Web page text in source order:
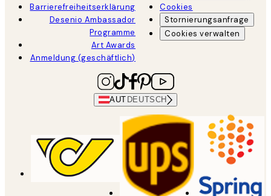
Barrierefreiheitserklärung
Desenio Ambassador
Programme
Art Awards
Anmeldung (geschäftlich)
Cookies
Stornierungsanfrage
Cookies verwalten
AUT DEUTSCH